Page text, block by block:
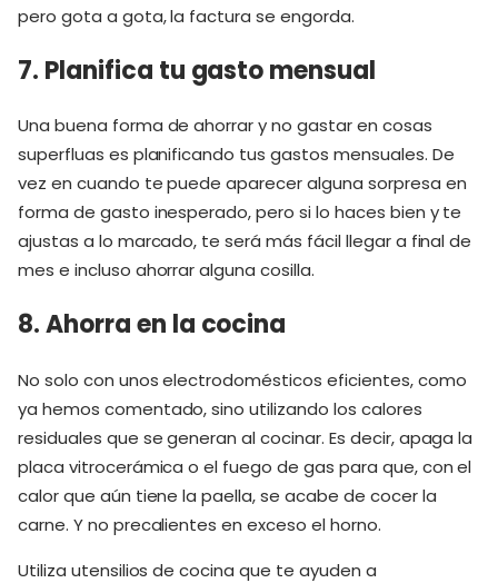
pero gota a gota, la factura se engorda.
7. Planifica tu gasto mensual
Una buena forma de ahorrar y no gastar en cosas
superfluas es planificando tus gastos mensuales. De
vez en cuando te puede aparecer alguna sorpresa en
forma de gasto inesperado, pero si lo haces bien y te
ajustas a lo marcado, te será más fácil llegar a final de
mes e incluso ahorrar alguna cosilla.
8. Ahorra en la cocina
No solo con unos electrodomésticos eficientes, como
ya hemos comentado, sino utilizando los calores
residuales que se generan al cocinar. Es decir, apaga la
placa vitrocerámica o el fuego de gas para que, con el
calor que aún tiene la paella, se acabe de cocer la
carne. Y no precalientes en exceso el horno.
Utiliza utensilios de cocina que te ayuden a